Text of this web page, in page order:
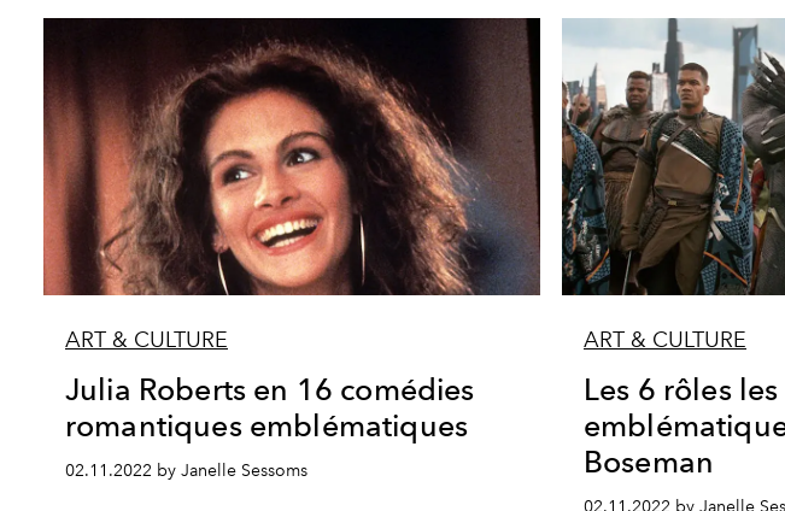
ART & CULTURE
Julia Roberts en 16 comédies
romantiques emblématiques
02.11.2022 by Janelle Sessoms
ART & CULTURE
Les 6 rôles
Boseman
02.11.2022 by Janelle